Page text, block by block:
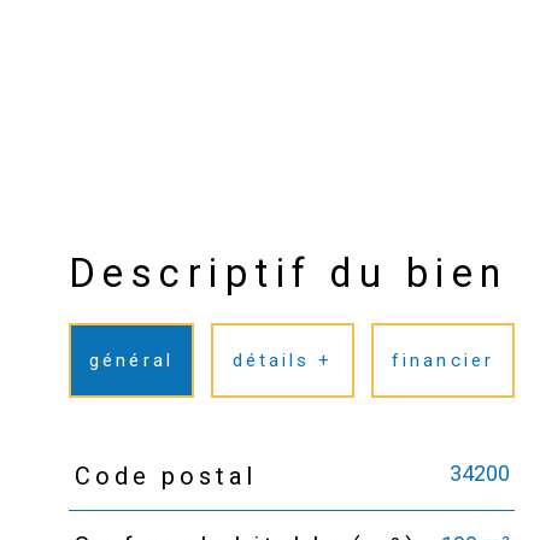
Descriptif du bien
général détails + financier
TRAD_PAMPERO_Caracteristique Valeurs
Code postal 34200